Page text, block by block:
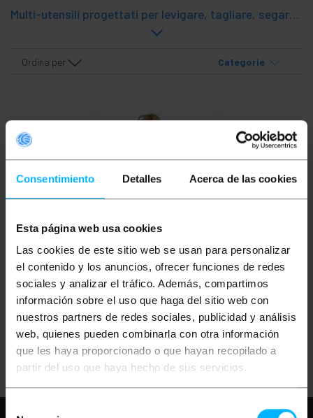
Consentimiento Detalles Acerca de las cookies
Esta página web usa cookies
Las cookies de este sitio web se usan para personalizar
el contenido y los anuncios, ofrecer funciones de redes
sociales y analizar el tráfico. Además, compartimos
información sobre el uso que haga del sitio web con
nuestros partners de redes sociales, publicidad y análisis
web, quienes pueden combinarla con otra información
que les haya proporcionado o que hayan recopilado a
partir del uso que haya hecho de sus servicios.
Multi-utensili progettati per levigare, tagliare, segare, raschiare e lucidare diversi materiali come legno, plastica, metallo, tra gli altri. È caratterizzato dall'avere più funzioni da una singola macchina. Nel nostro catalogo troverai una vasta gamma di multiutensili per ferramenta, utili per trattare diversi materiali. In questa sezione troverai multiutensili versatili che garantiscono un lavoro ottimale e pulito, ottenendo risultati facili e precisi.
Ordina per Categorie
Confezione da 2 gruppi
KOMA Tools 08693
PVP
1,12€
PVD
1,08 €
Consegna immediata
KM340
Quantità